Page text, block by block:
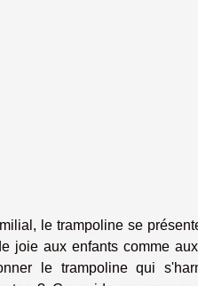
le trampoline se
joie aux enfants comme
le trampoline qui